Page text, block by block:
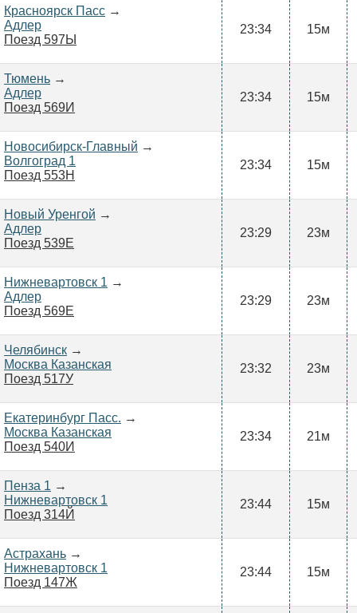
Красноярск Пасс →
Адлер
Поезд 597Ы
23:34 15м
Тюмень →
Адлер
Поезд 569И
23:34 15м
Новосибирск-Главный →
Волгоград 1
Поезд 553Н
23:34 15м
Новый Уренгой →
Адлер
Поезд 539Е
23:29 23м
Нижневартовск 1 →
Адлер
Поезд 569Е
23:29 23м
Челябинск →
Москва Казанская
Поезд 517У
23:32 23м
Екатеринбург Пасс. →
Москва Казанская
Поезд 540И
23:34 21м
Пенза 1 →
Нижневартовск 1
Поезд 314Й
23:44 15м
Астрахань →
Нижневартовск 1
Поезд 147Ж
23:44 15м